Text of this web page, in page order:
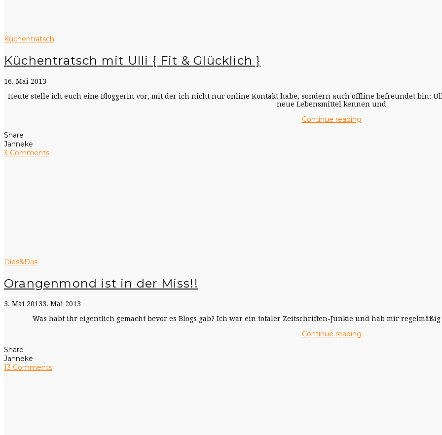
Küchentratsch
Küchentratsch mit Ulli { Fit & Glücklich }
16. Mai 2013
Heute stelle ich euch eine Bloggerin vor, mit der ich nicht nur online Kontakt habe, sondern auch offline befreundet bin:
neue Lebensmittel kennen und
Continue reading
Share
Janneke
3 Comments
Dies&Das
Orangenmond ist in der Miss!!
3. Mai 20133. Mai 2013
Was habt ihr eigentlich gemacht bevor es Blogs gab? Ich war ein totaler Zeitschriften-Junkie und hab mir
Continue reading
Share
Janneke
13 Comments